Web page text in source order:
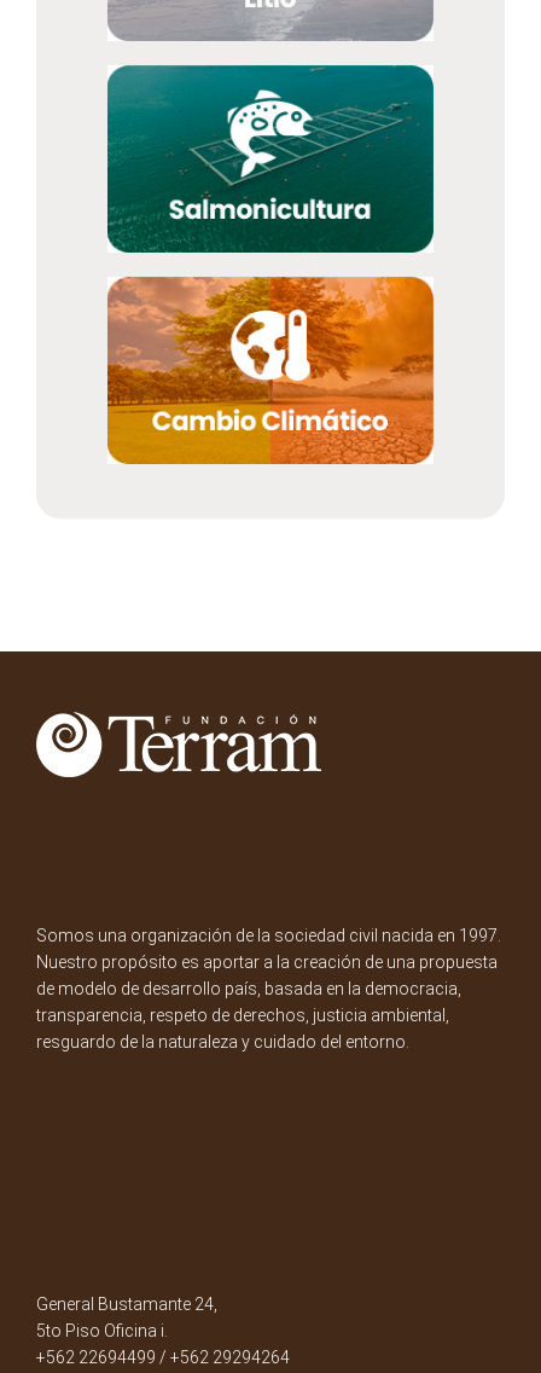
Somos una organización de la sociedad civil nacida en 1997.
Nuestro propósito es aportar a la creación de una propuesta
de modelo de desarrollo país, basada en la democracia,
transparencia, respeto de derechos, justicia ambiental,
resguardo de la naturaleza y cuidado del entorno.
General Bustamante 24,
5to Piso Oficina i.
+562 22694499 / +562 29294264